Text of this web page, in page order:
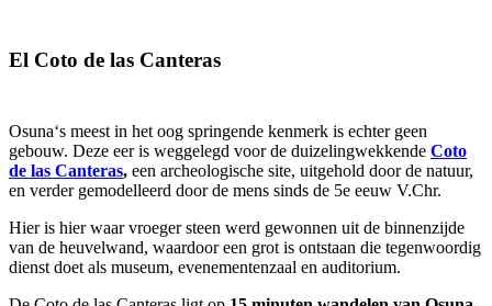
El Coto de las Canteras
Osuna‘s meest in het oog springende kenmerk is echter geen
gebouw. Deze eer is weggelegd voor de duizelingwekkende Coto
de las Canteras, een archeologische site, uitgehold door de natuur,
en verder gemodelleerd door de mens sinds de 5e eeuw V.Chr.
Hier is hier waar vroeger steen werd gewonnen uit de binnenzijde
van de heuvelwand, waardoor een grot is ontstaan die tegenwoordig
dienst doet als museum, evenementenzaal en auditorium.